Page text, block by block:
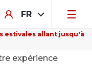
FR
estivales allant jusqu'à
des
expérience